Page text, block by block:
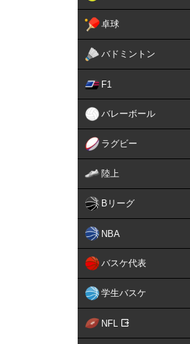
卓球
バドミントン
F1
バレーボール
ラグビー
陸上
Bリーグ
NBA
バスケ代表
学生バスケ
NFL